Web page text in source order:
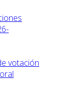
votación